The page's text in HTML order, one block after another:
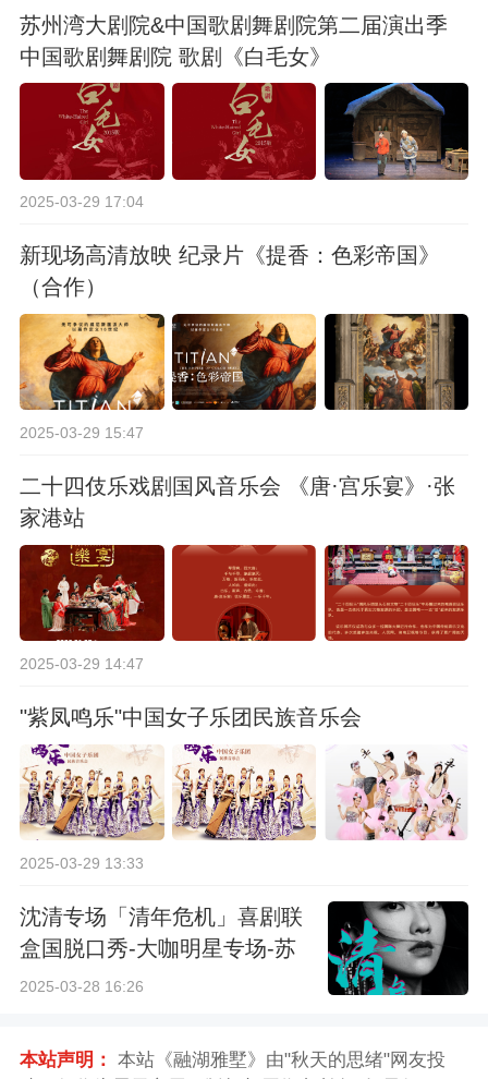
苏州湾大剧院&中国歌剧舞剧院第二届演出季
中国歌剧舞剧院 歌剧《白毛女》
2025-03-29 17:04
新现场高清放映 纪录片《提香：色彩帝国》
（合作）
2025-03-29 15:47
二十四伎乐戏剧国风音乐会 《唐·宫乐宴》·张
家港站
2025-03-29 14:47
"紫凤鸣乐"中国女子乐团民族音乐会
2025-03-29 13:33
沈清专场「清年危机」喜剧联
盒国脱口秀-大咖明星专场-苏
州站
2025-03-28 16:26
本站声明： 本站《融湖雅墅》由"秋天的思绪"网友投